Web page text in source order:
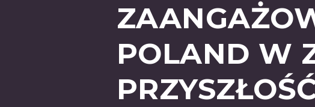
POLAND W